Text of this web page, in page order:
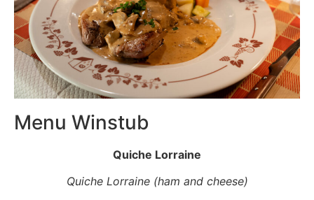
Menu Winstub
Quiche Lorraine
Quiche Lorraine (ham and cheese)